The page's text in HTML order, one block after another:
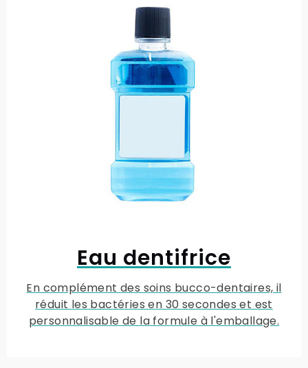
Eau dentifrice
En complément des soins bucco-dentaires, il
réduit les bactéries en 30 secondes et est
personnalisable de la formule à l'emballage.